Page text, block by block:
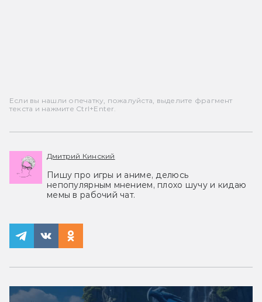
Если вы нашли опечатку, пожалуйста, выделите фрагмент
текста и нажмите Ctrl+Enter.
Дмитрий Кинский
Пишу про игры и аниме, делюсь
непопулярным мнением, плохо шучу и кидаю
мемы в рабочий чат.